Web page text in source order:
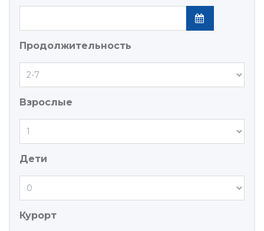
Продолжительность
Взрослые
Дети
Курорт